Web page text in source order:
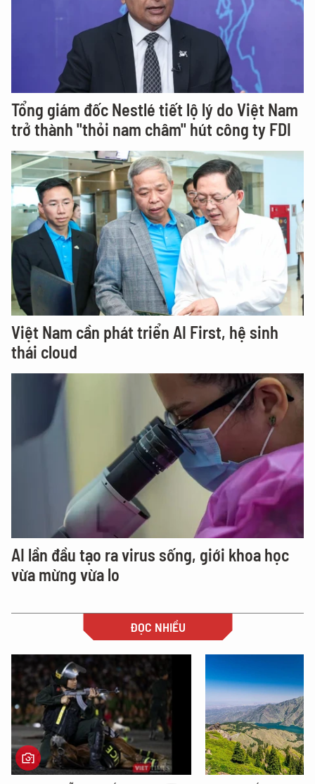
Tổng giám đốc Nestlé tiết lộ lý do Việt Nam
trở thành "thỏi nam châm" hút công ty FDI
Việt Nam cần phát triển AI First, hệ sinh
thái cloud
AI lần đầu tạo ra virus sống, giới khoa học
vừa mừng vừa lo
ĐỌC NHIỀU